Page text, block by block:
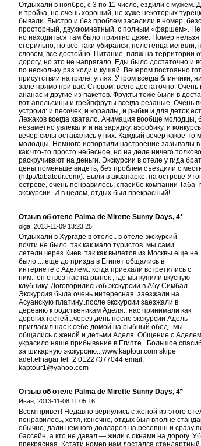
Отдыхали в ноябре, с 3 по 11 число, ездили с мужем.
и тройка, но очень хороший, не хуже некоторых
бывали. Быстро и без проблем заселили в номер,
просторный, двухкомнатный, с полным «фаршем». Не
но находиться там было приятно даже. Номер нельзя
стерильно, но все-таки убирался, полотенца
словом, все достойно. Питание, пляж на территории
дорогу, но это не напрягало. Еды было достаточно и
по нескольку раз ходи и кушай. Вечером постоянно
присутствии на гриле, углях. Утром всегда блинчики,
зале прямо при вас. Словом, всего достаточно. Очень
ананас и другие из пакетов. Фрукты тоже были в
вот апельсины и грейпфруты всегда резаные. Очень
устроил: и песочек, и кораллы, и рыбки и для деток
Лежаков всегда хватало. Анимация вообще молодцы,
незаметно увлекали и на зарядку, аэробику, и
вечер силы оставались у них. Каждый вечер какое-то
молодцы. Немного испортили настроение зазывалы
как что-то просто небесное, но на деле ничего
раскручивают на деньги. Экскурсии в отеле у гида
цены поменьше видеть, без проблем съездили с
(http://tabatour.com/). Были в аквапарке, на острове
острове, очень понравилось, спасибо компании Таба
экскурсии. И в целом, отдых был прекрасный!
Отзыв об отеле Palma de Mirette Sunny Days, 4*
olga, 2013-11-09 13:23:25
Отдыхали в Хургаде в отеле.. в отеле экскурсий
почти не было..так как мало туристов..мы сами
летели через Киев..так как вылетов из Москвы еще не
было ....еще до призда в Египет общались в
интернете с Аделем.. когда приехали встретились с
ним.. он отвез нас на рынок , где мы купили вкусную
клубнику..Договорились об экскурсии в Абу Симбал..
Экскурсия была очень интересная .заезжали на
Асуанскую платину..после экскурсии заезжали в
деревню к родственикам Аделя.. нас принимали как
дорогих гостей...через день после экскурсии Адель
пригласил нас к себе домой на рыбный обед.. мы
общались с женой и детьми Аделя..Общение с Аделем
украсило наше прибывание в Египте.. Большое
за шикарную экскурсию..,www.kaptour.com skipe
adel.elnagar tel+2 01227377044 email,
kaptour1@yahoo.com
Отзыв об отеле Palma de Mirette Sunny Days, 4*
Иван, 2013-11-08 11:05:16
Всем привет! Недавно вернулись с женой из этого
понравилось, хотя, конечно, отдых был вполне
обычно, дали немного долларов на ресепшн и сразу
бассейн, а кто не давал — жили с окнами на дорогу.
прекрасная. Кстати номер нам достался